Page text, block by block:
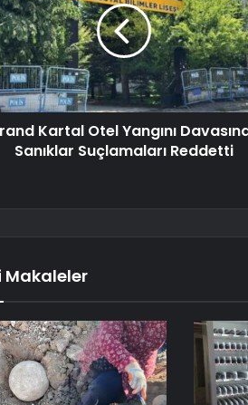
Kartal Otel Yangını
Sanıklar Suçlamaları Reddetti
Makaleler